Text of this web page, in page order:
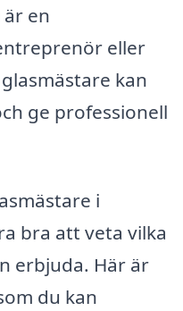
en
eller
kan
ge professionell
i
bra att veta vilka
erbjuda. Här är
du kan